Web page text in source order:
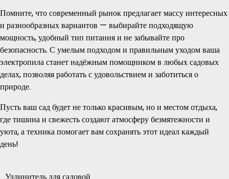
Помните, что современный рынок предлагает массу интересных
и разнообразных вариантов — выбирайте подходящую
мощность, удобный тип питания и не забывайте про
безопасность. С умелым подходом и правильным уходом ваша
электропила станет надёжным помощником в любых садовых
делах, позволяя работать с удовольствием и заботиться о
природе.
Пусть ваш сад будет не только красивым, но и местом отдыха,
где тишина и свежесть создают атмосферу безмятежности и
уюта, а техника помогает вам сохранять этот идеал каждый
день!